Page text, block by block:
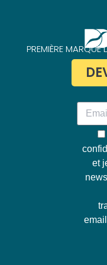
PREMIÈRE MARQUE
et